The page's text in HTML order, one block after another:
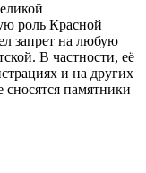
роль Красной
запрет на любую
В частности, её
и на других
памятники